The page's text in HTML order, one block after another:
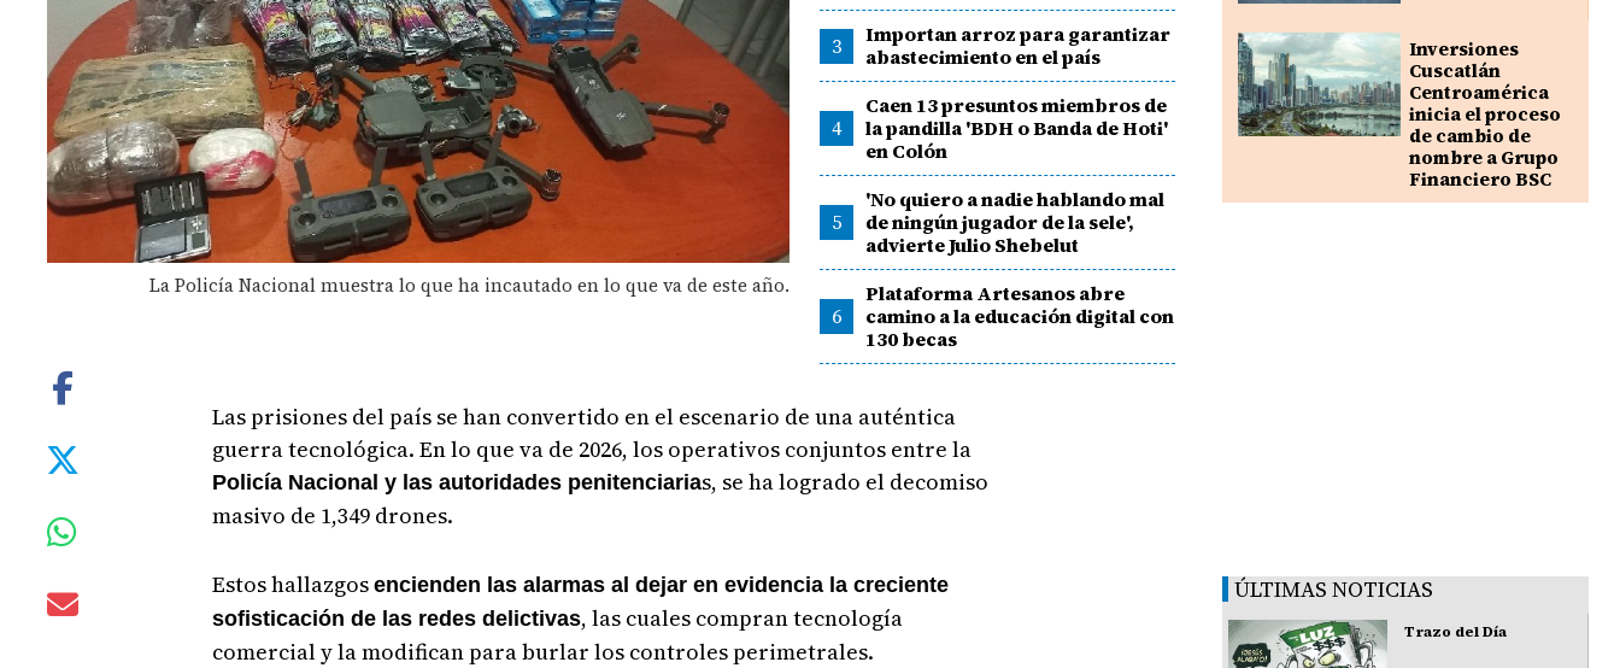
La Policía Nacional muestra lo que ha incautado en lo que va de este año.
3
Importan arroz para garantizar
abastecimiento en el país
4
Caen 13 presuntos miembros de
la pandilla 'BDH o Banda de Hoti'
en Colón
5
'No quiero a nadie hablando mal
de ningún jugador de la sele',
advierte Julio Shebelut
6
Plataforma Artesanos abre
camino a la educación digital con
130 becas
Las prisiones del país se han convertido en el escenario de una auténtica
guerra tecnológica. En lo que va de 2026, los operativos conjuntos entre la
Policía Nacional y las autoridades penitenciarias, se ha logrado el decomiso
masivo de 1,349 drones.
Estos hallazgos encienden las alarmas al dejar en evidencia la creciente
sofisticación de las redes delictivas, las cuales compran tecnología
comercial y la modifican para burlar los controles perimetrales.
Inversiones
Cuscatlán
Centroamérica
inicia el proceso
de cambio de
nombre a Grupo
Financiero BSC
ÚLTIMAS NOTICIAS
Trazo del Día